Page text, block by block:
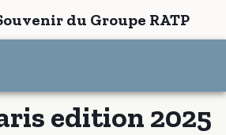
du Groupe RATP
edition 2025